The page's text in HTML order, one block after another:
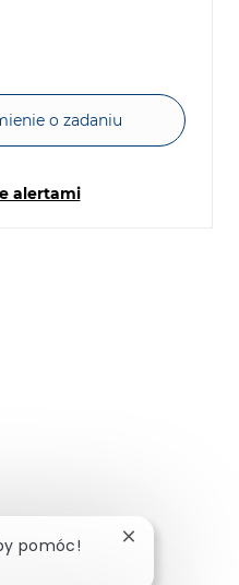
o zadaniu
alertami
pomóc!
Zamknij